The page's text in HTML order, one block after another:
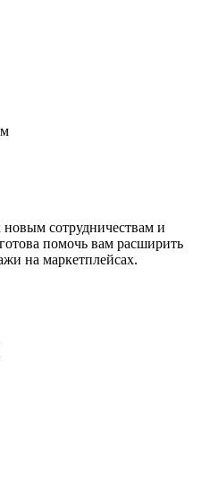
сотрудничествам и
помочь вам расширить
на маркетплейсах.